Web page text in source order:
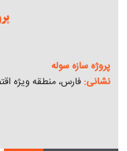
پروژه سازه سوله
نشانی:فارس، منطقه ویژه